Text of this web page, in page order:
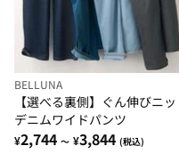
BELLUNA
【選べる裏側】ぐん伸びニッ
デニムワイドパンツ
¥2,744 ～ ¥3,844 (税込)